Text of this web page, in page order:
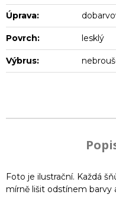
Úprava:
Povrch: lesklý
Výbrus:
Foto je ilustrační. Každá
mírně lišit odstínem barvy